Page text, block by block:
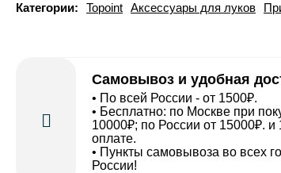
Категории: Topoint Аксессуары для луков
Самовывоз и удобная
• По всей России - от 1500₽.
• Бесплатно: по Москве при
10000₽; по России от 15000₽. и
оплате.
• Пункты самовывоза во всех
России!